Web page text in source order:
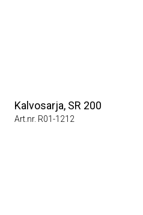
Kalvosarja, SR 200
Art.nr. R01-1212